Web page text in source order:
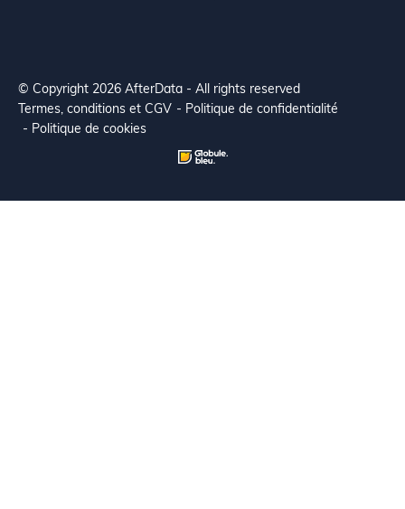
© Copyright 2026 AfterData - All rights reserved
Termes, conditions et CGV
Politique de confidentialité
Politique de cookies